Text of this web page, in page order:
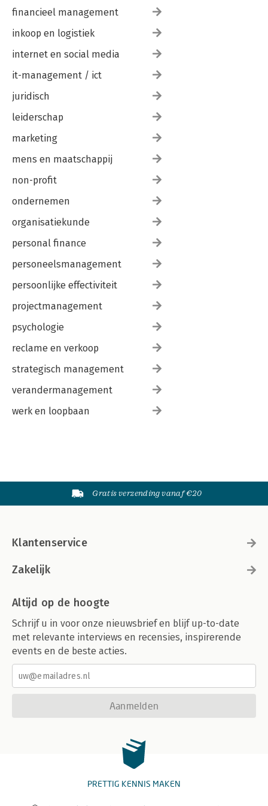
13 DRIE TIPS OM TE STARTEN MET AGILE FOCUS IN BESTURING
121
INDEX 127
financieel management
inkoop en logistiek
internet en social media
it-management / ict
juridisch
leiderschap
marketing
mens en maatschappij
non-profit
ondernemen
organisatiekunde
personal finance
personeelsmanagement
persoonlijke effectiviteit
projectmanagement
psychologie
reclame en verkoop
strategisch management
verandermanagement
werk en loopbaan
Gratis verzending vanaf €20
Klantenservice
Zakelijk
Altijd op de hoogte
Schrijf u in voor onze nieuwsbrief en blijf up-to-date
met relevante interviews en recensies, inspirerende
events en de beste acties.
Aanmelden
PRETTIG KENNIS MAKEN